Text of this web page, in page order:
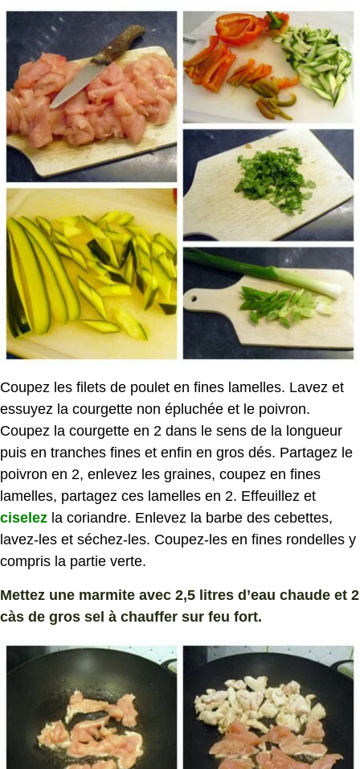
Coupez les filets de poulet en fines lamelles. Lavez et
essuyez la courgette non épluchée et le poivron.
Coupez la courgette en 2 dans le sens de la longueur
puis en tranches fines et enfin en gros dés. Partagez le
poivron en 2, enlevez les graines, coupez en fines
lamelles, partagez ces lamelles en 2. Effeuillez et
ciselez la coriandre. Enlevez la barbe des cebettes,
lavez-les et séchez-les. Coupez-les en fines rondelles y
compris la partie verte.
Mettez une marmite avec 2,5 litres d’eau chaude et 2
càs de gros sel à chauffer sur feu fort.